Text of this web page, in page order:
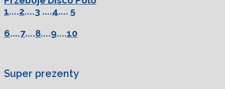
1....2....3 ....4.... 5
6....7....8....9....10
Super prezenty